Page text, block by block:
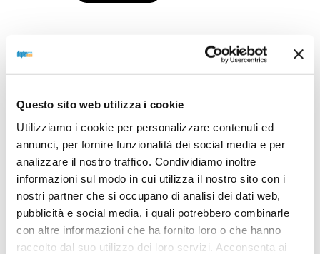
Questo sito web utilizza i cookie
Utilizziamo i cookie per personalizzare contenuti ed
annunci, per fornire funzionalità dei social media e per
analizzare il nostro traffico. Condividiamo inoltre
informazioni sul modo in cui utilizza il nostro sito con i
nostri partner che si occupano di analisi dei dati web,
pubblicità e social media, i quali potrebbero combinarle
con altre informazioni che ha fornito loro o che hanno
raccolto dal suo utilizzo dei loro servizi. Acconsenta ai
Al momento siamo chiusi per ferie e i prodotti del
spedizione fino al giorno 31 agosto. BUONE FERIE
da OTTICA DIOPTER
Showing the single result
Sold out